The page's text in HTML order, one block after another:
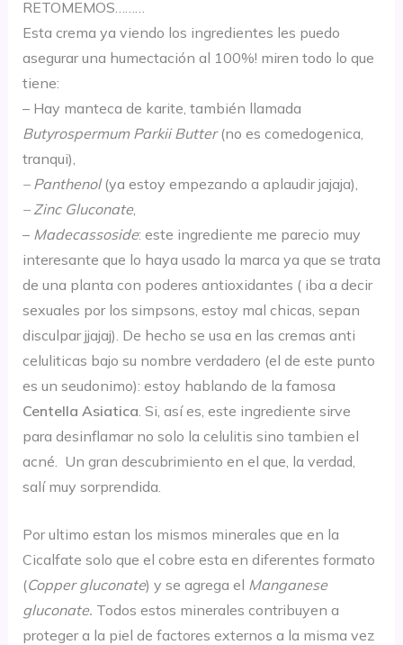
RETOMEMOS………
Esta crema ya viendo los ingredientes les puedo
asegurar una humectación al 100%! miren todo lo que
tiene:
– Hay manteca de karite, también llamada
Butyrospermum Parkii Butter(no es comedogenica,
tranqui),
– Panthenol(ya estoy empezando a aplaudir jajaja),
– Zinc Gluconate,
– Madecassoside: este ingrediente me parecio muy
interesante que lo haya usado la marca ya que se trata
de una planta con poderes antioxidantes ( iba a decir
sexuales por los simpsons, estoy mal chicas, sepan
disculpar jjajaj). De hecho se usa en las cremas anti
celuliticas bajo su nombre verdadero (el de este punto
es un seudonimo): estoy hablando de la famosa
Centella Asiatica . Si, así es, este ingrediente sirve
para desinflamar no solo la celulitis sino tambien el
acné. Un gran descubrimiento en el que, la verdad,
salí muy sorprendida.
Por ultimo estan los mismos minerales que en la
Cicalfate solo que el cobre esta en diferentes formato
(Copper gluconate) y se agrega el Manganese
gluconate. Todos estos minerales contribuyen a
proteger a la piel de factores externos a la misma vez